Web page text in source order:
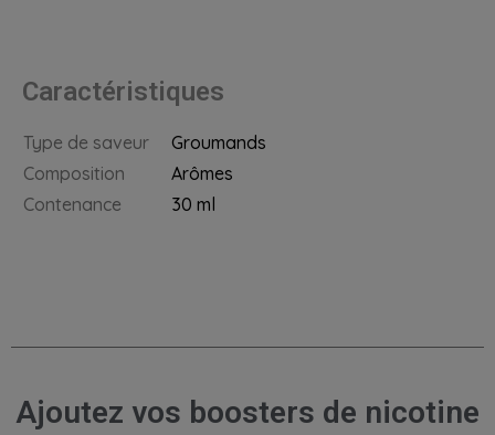
Caractéristiques
Type de saveur
Groumands
Composition
Arômes
Contenance
30 ml
Ajoutez vos boosters de nicotine